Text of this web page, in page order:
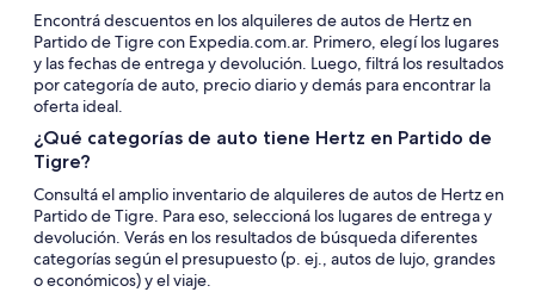
Encontrá descuentos en los alquileres de autos de Hertz en
Partido de Tigre con Expedia.com.ar. Primero, elegí los lugares
y las fechas de entrega y devolución. Luego, filtrá los resultados
por categoría de auto, precio diario y demás para encontrar la
oferta ideal.
¿Qué categorías de auto tiene Hertz en Partido de
Tigre?
Consultá el amplio inventario de alquileres de autos de Hertz en
Partido de Tigre. Para eso, seleccioná los lugares de entrega y
devolución. Verás en los resultados de búsqueda diferentes
categorías según el presupuesto (p. ej., autos de lujo, grandes
o económicos) y el viaje.